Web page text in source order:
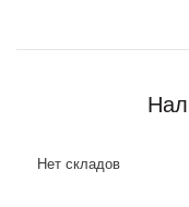
Нет складов